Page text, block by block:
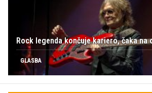
Rock legenda končuje kariero, čaka na
GLASBA